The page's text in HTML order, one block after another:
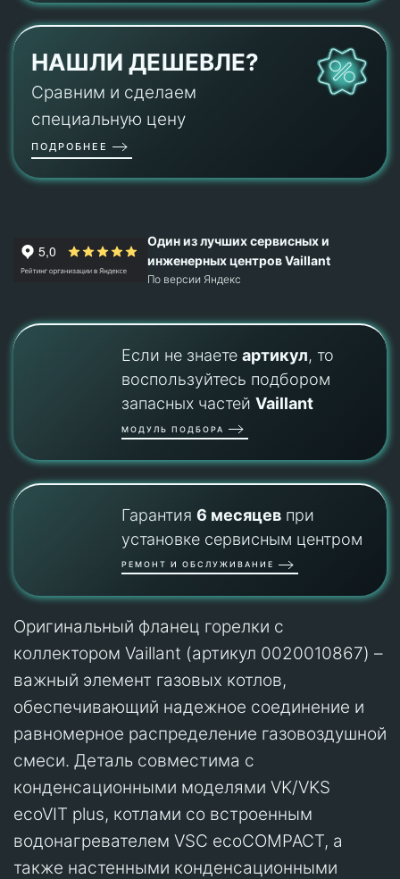
НАШЛИ ДЕШЕВЛЕ?
Сравним и сделаем
специальную цену
ПОДРОБНЕЕ
Один из лучших сервисных и
инженерных центров Vaillant
По версии Яндекс
Если не знаете артикул, то
воспользуйтесь подбором
запасных частей Vaillant
МОДУЛЬ ПОДБОРА
Гарантия 6 месяцевпри
установке сервисным центром
РЕМОНТ И ОБСЛУЖИВАНИЕ
Оригинальный фланец горелки с
коллектором Vaillant (артикул 0020010867) –
важный элемент газовых котлов,
обеспечивающий надежное соединение и
равномерное распределение газовоздушной
смеси. Деталь совместима с
конденсационными моделями VK/VKS
ecoVIT plus, котлами со встроенным
водонагревателем VSC ecoCOMPACT, а
также настенными конденсационными